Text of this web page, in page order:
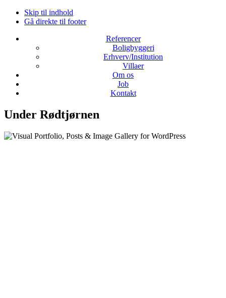
Skip til indhold
Gå direkte til footer
Referencer
Boligbyggeri
Erhverv/Institution
Villaer
Om os
Job
Kontakt
Under Rødtjørnen